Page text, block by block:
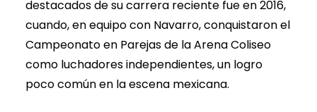
destacados de su carrera reciente fue en 2016,
cuando, en equipo con Navarro, conquistaron el
Campeonato en Parejas de la Arena Coliseo
como luchadores independientes, un logro
poco común en la escena mexicana.